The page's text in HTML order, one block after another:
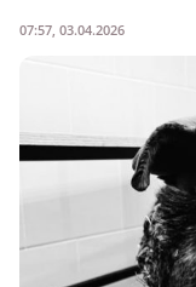
07:57, 03.04.2026